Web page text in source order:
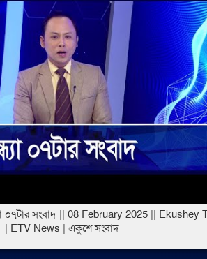
০৭টার সংবাদ || 08 February 2025 || Ekushey
| ETV News | একুশে সংবাদ